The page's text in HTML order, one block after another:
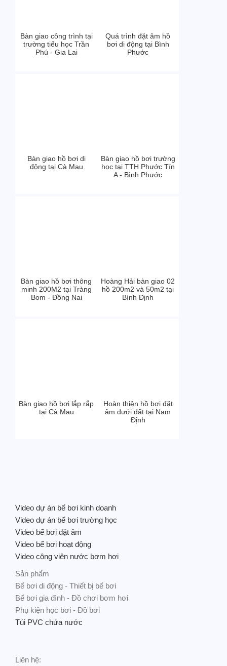
Bàn giao công trình tại
trường tiểu học Trần
Phú - Gia Lai
Quá trình đặt âm hồ
bơi di động tại Bình
Phước
Bàn giao hồ bơi di
động tại Cà Mau
Bàn giao hồ bơi trường
học tại TTH Phước Tín
A - Bình Phước
Bàn giao hồ bơi thông
minh 200M2 tại Trảng
Bom - Đồng Nai
Hoàng Hải bàn giao 02
hồ 200m2 và 50m2 tại
Bình Định
Bàn giao hồ bơi lắp rắp
tại Cà Mau
Hoàn thiện hồ bơi đặt
âm dưới đất tại Nam
Định
Video dự án bể bơi kinh doanh
Video dự án bể bơi trường học
Video bể bơi đặt âm
Video bể bơi hoạt động
Video công viên nước bơm hơi
Sản phẩm
Bể bơi di động - Thiết bị bể bơi
Bể bơi gia đình - Đồ chơi bơm hơi
Phụ kiện học bơi - Đồ bơi
Túi PVC chứa nước
Liên hệ: